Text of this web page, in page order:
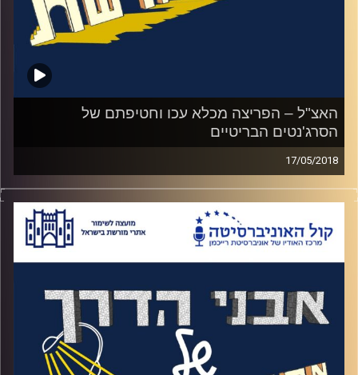
האצ"ל – הפריצה מכלא עכו וחטיפתם של
הסרג'נטים הבריטיים
17/05/2018
האזינו לאורי טולידאנו מראיין את לוחם האצ"ל
יוסקה נחמיאס ומנהל מוזיאון האצ"ל שלמה
דרור על ימי המערב הפרוע של מדינת ישראל,
פרק בונוס על האצ"ל – עדותו של יוסקה על
אותה תקופה, כלא עכו וחטיפתם של שני
סרג'נטים בריטיים בנסיון לשחרר את הלוחמים
שנלכדו בנסיון הבריחה.